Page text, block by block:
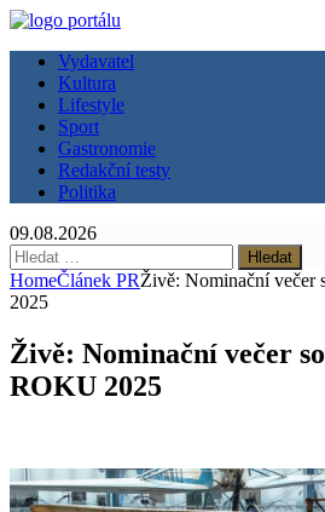
Vydavatel
Kultura
Lifestyle
Sport
Gastronomie
Redakční testy
Politika
09.08.2026
Vyhledávání
HomeČlánek PRŽivě: Nominační
2025
Živě: Nominační večer
ROKU 2025